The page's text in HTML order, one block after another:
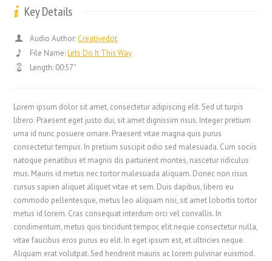
Key Details
Audio Author: Creativedot
File Name:Lets Do It This Way
Length: 00:57”
Lorem ipsum dolor sit amet, consectetur adipiscing elit. Sed ut turpis
libero. Praesent eget justo dui, sit amet dignissim risus. Integer pretium
urna id nunc posuere ornare. Praesent vitae magna quis purus
consectetur tempus. In pretium suscipit odio sed malesuada. Cum sociis
natoque penatibus et magnis dis parturient montes, nascetur ridiculus
mus. Mauris id metus nec tortor malesuada aliquam. Donec non risus
cursus sapien aliquet aliquet vitae et sem. Duis dapibus, libero eu
commodo pellentesque, metus leo aliquam nisi, sit amet lobortis tortor
metus id lorem. Cras consequat interdum orci vel convallis. In
condimentum, metus quis tincidunt tempor, elit neque consectetur nulla,
vitae faucibus eros purus eu elit. In eget ipsum est, et ultricies neque.
Aliquam erat volutpat. Sed hendrerit mauris ac lorem pulvinar euismod.